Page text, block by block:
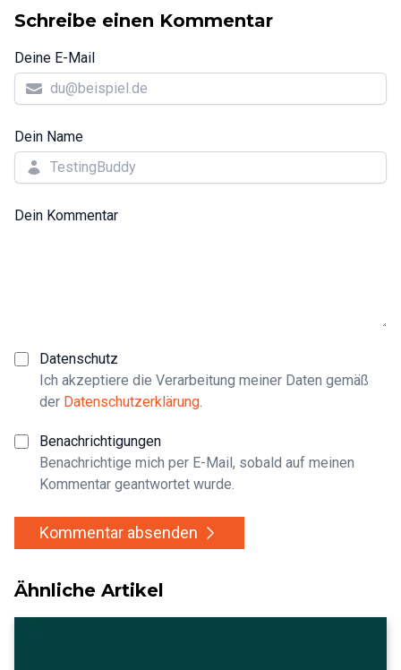
Schreibe einen Kommentar
Deine E-Mail
Dein Name
Dein Kommentar
Datenschutz
Ich akzeptiere die Verarbeitung meiner Daten gemäß
der Datenschutzerklärung
Benachrichtigungen
Benachrichtige mich per E-Mail, sobald auf meinen
Kommentar geantwortet wurde.
Kommentar absenden
Ähnliche Artikel